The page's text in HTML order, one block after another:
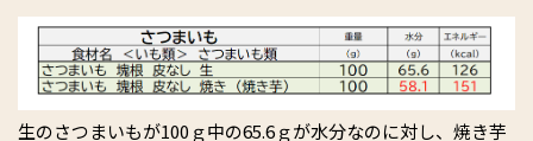
生のさつまいもが100ｇ中の65.6ｇが水分なのに対し、焼き芋